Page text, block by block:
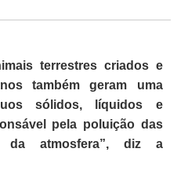
terrestres criados e
também geram uma
sólidos, líquidos e
pela poluição das
atmosfera”, diz a